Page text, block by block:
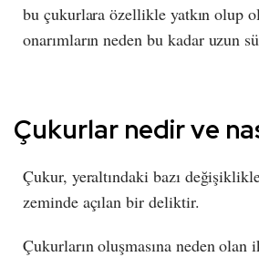
bu çukurlara özellikle yatkın olup
onarımların neden bu kadar uzun
Çukurlar nedir ve
Çukur, yeraltındaki bazı
zeminde açılan bir deliktir.
Çukurların oluşmasına neden